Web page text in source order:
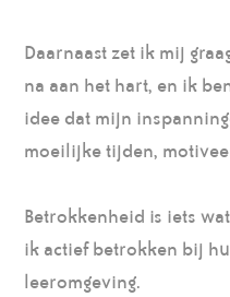
Daarnaast zet ik mij
na aan het hart, en ik
idee dat mijn
moeilijke tijden,
Betrokkenheid is iets
ik actief betrokken bij
leeromgeving.